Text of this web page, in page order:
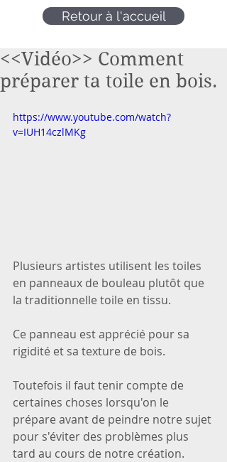
Retour à l'accueil
<<Vidéo>> Comment
préparer ta toile en bois.
https://www.youtube.com/watch?
v=IUH14czlMKg
Plusieurs artistes utilisent les toiles
en panneaux de bouleau plutôt que
la traditionnelle toile en tissu.
Ce panneau est apprécié pour sa
rigidité et sa texture de bois.
Toutefois il faut tenir compte de
certaines choses lorsqu'on le
prépare avant de peindre notre sujet
pour s'éviter des problèmes plus
tard au cours de notre création.